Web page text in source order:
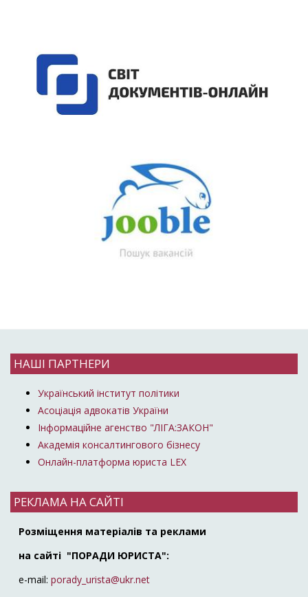
НАШІ ПАРТНЕРИ
Український інститут політики
Асоціація адвокатів України
Інформаційне агенство "ЛІГА:ЗАКОН"
Академія консалтингового бізнесу
Онлайн-платформа юриста LEX
РЕКЛАМА НА САЙТІ
Розміщення матеріалів та реклами
на сайті "ПОРАДИ ЮРИСТА":
e-mail: porady_urista@ukr.net